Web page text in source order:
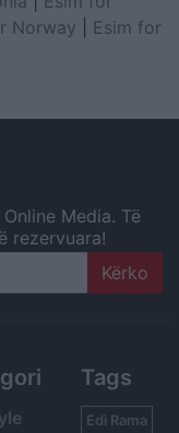
Norway
Esim for
Media. Të
rezervuara!
Tags
Edi Rama